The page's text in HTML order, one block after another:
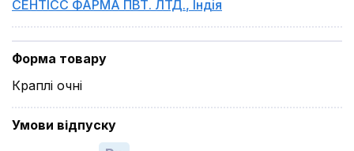
СЕНТІСС ФАРМА ПВТ. ЛТД., Індія
Форма товару
Краплі очні
Умови відпуску